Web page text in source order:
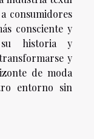
consumidores
consciente y
historia y
y
de moda
entorno sin